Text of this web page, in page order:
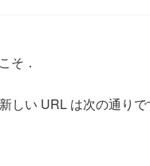
そ．
しい URL は次の通りで